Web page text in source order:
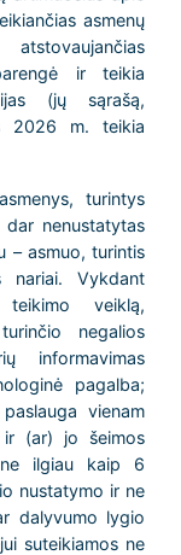
asmenų
ir teikia
(jų sąrašą,
2026 m. teikia
turintys
nenustatytas
– asmuo, turintis
nariai. Vykdant
teikimo veiklą,
negalios
pagalba;
vienam
ir (ar) jo šeimos
ilgiau kaip 6
nustatymo ir ne
dalyvumo lygio
suteikiamos ne